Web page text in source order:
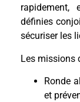
rapidement,
définies
sécuriser les
Les missions
Ronde
et